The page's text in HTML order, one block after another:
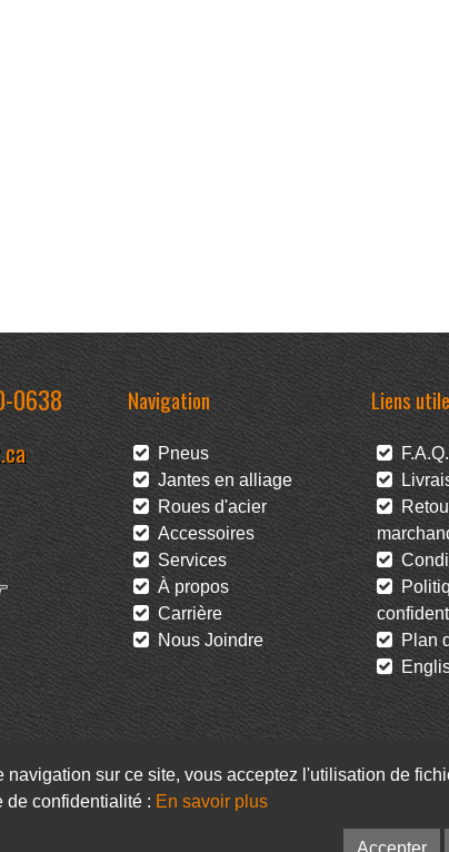
0638 Navigation
Pneus
Jantes en alliage
Roues d'acier
Accessoires
Services
À propos
Carrière
Nous Joindre
Liens
Plan
© Pneus Paquet /
navigation sur ce site, vous acceptez l'utilisation de
de confidentialité : En savoir plus
Accepter